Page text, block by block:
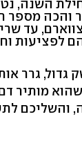
השנה,
והכה מספר
עד
לפציעות
גדול, גרר
מותיר
והשליכם